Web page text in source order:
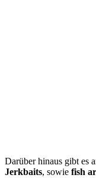
Darüber hinaus gibt es
Jerkbaits, sowie fish